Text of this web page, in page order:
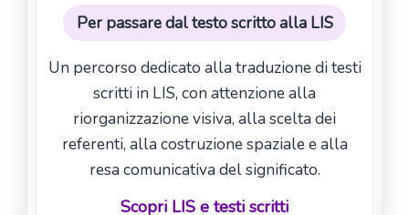
Per passare dal testo scritto alla LIS
Un percorso dedicato alla traduzione di testi
scritti in LIS, con attenzione alla
riorganizzazione visiva, alla scelta dei
referenti, alla costruzione spaziale e alla
resa comunicativa del significato.
Scopri LIS e testi scritti